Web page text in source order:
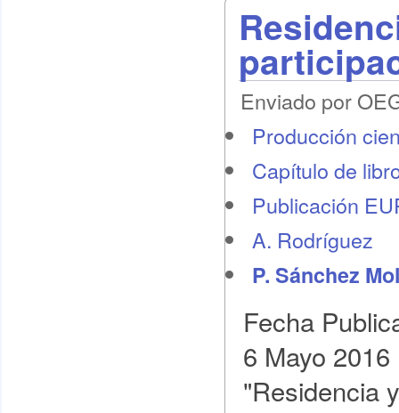
Enviado por
Producción
Capítulo de
Publicación
A. Rodríguez
P. Sánchez
Fecha
6 Mayo 2016
"Residencia